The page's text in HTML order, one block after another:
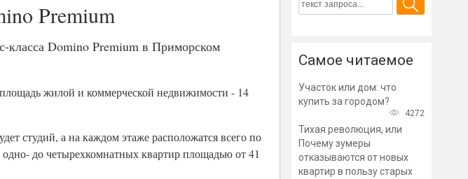
Premium
класса Domino Premium в Приморском
жилой и коммерческой недвижимости - 14
студий, а на каждом этаже расположатся всего по
до четырехкомнатных квартир площадью от 41
Самое читаемое
Участок или дом: что
купить за городом?
4272
Тихая революция, или
Почему зумеры
отказываются от новых
квартир в пользу старых